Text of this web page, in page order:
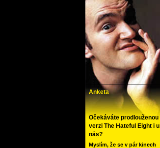
Anketa
Očekáváte prodlouženou
verzi The Hateful Eight i u
nás?
Myslím, že se v pár kinech